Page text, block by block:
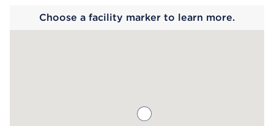
Choose a facility marker to learn more.